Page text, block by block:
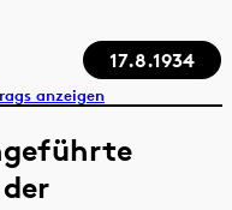
17.8.1934
anzeigen